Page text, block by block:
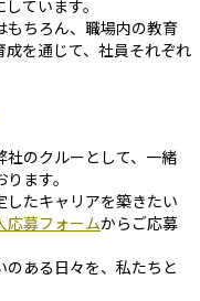
ています。
もちろん、職場内の教育
を通じて、社員それぞれ
のクルーとして、一緒
ます。
たキャリアを築きたい
応募フォームからご応募
ある日々を、私たちと